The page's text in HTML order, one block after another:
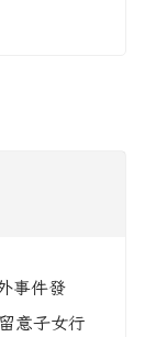
事件發
意子女行